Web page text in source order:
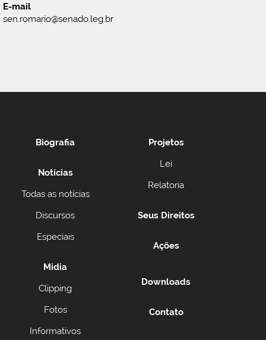
E-mail
sen.romario@senado.leg.br
Biografia
Notícias
Todas as notícias
Discursos
Especiais
Midia
Clipping
Fotos
Informativos
Projetos
Lei
Relatoria
Seus Direitos
Ações
Downloads
Contato